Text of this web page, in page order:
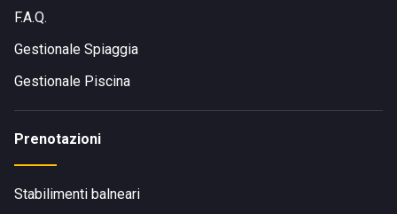
F.A.Q.
Gestionale Spiaggia
Gestionale Piscina
Prenotazioni
Stabilimenti balneari